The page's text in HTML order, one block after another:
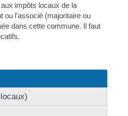
impôts locaux de la
ou l'associé (majoritaire ou
dans cette commune. Il faut